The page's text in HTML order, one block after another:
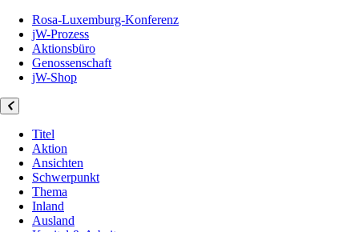
Rosa-Luxemburg-Konferenz
jW-Prozess
Aktionsbüro
Genossenschaft
jW-Shop
Titel
Aktion
Ansichten
Schwerpunkt
Thema
Inland
Ausland